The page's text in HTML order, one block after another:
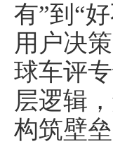
有”到“
用户决
球车评
层逻辑
构筑壁